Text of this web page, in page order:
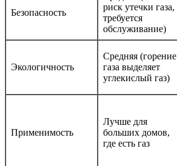
Безопасность
риск утечки газа,
требуется
обслуживание)
Экологичность
Средняя (горение
газа выделяет
углекислый газ)
Применимость
Лучше для
больших домов,
где есть газ